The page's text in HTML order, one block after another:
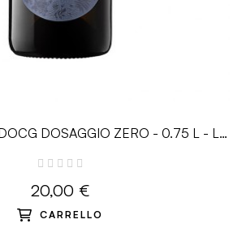
DOSAGGIO ZERO - 0.75 L - La
20,00 €
CARRELLO